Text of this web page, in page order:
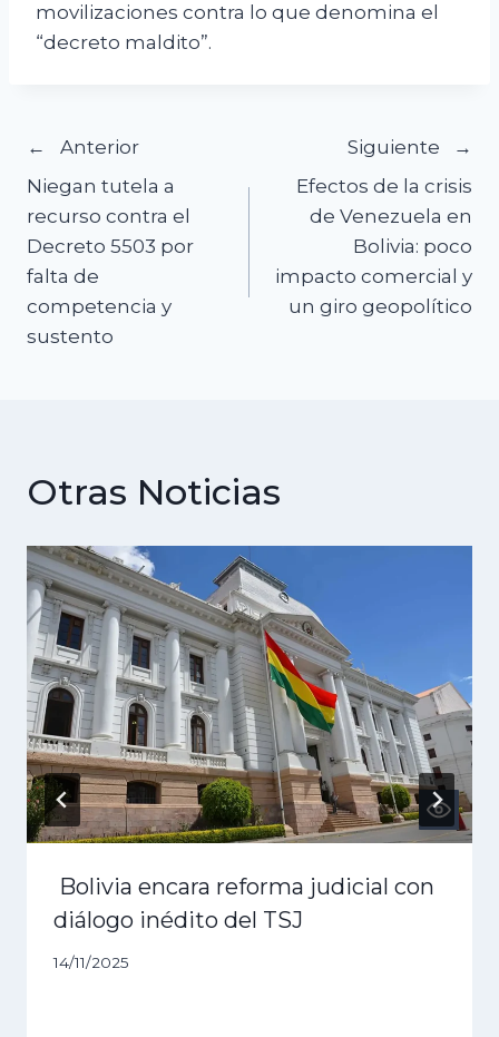
movilizaciones contra lo que denomina el
“decreto maldito”.
Navegación
de
entradas
Anterior
Niegan tutela a
recurso contra el
Decreto 5503 por
falta de
competencia y
sustento
Siguiente
Efectos de la crisis
de Venezuela en
Bolivia: poco
impacto comercial y
un giro geopolítico
Otras Noticias
Bolivia encara reforma judicial con
diálogo inédito del TSJ
14/11/2025